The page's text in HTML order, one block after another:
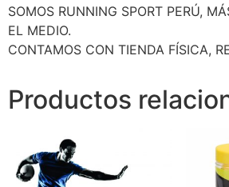
SOMOS RUNNING SPORT PERÚ,
EL MEDIO.
CONTAMOS CON TIENDA FÍSICA,
Productos